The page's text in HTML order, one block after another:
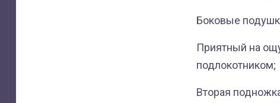
Боковые
Приятный на
подлокотником;
Вторая